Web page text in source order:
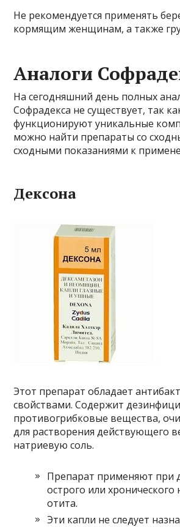
Не рекомендуется применять
кормящим женщинам, а также
Аналоги
На сегодняшний день полных
Софрадекса не существует, так
функционируют уникальные
можно найти препараты со
сходными показаниями к
Дексона
Этот препарат обладает
свойствами. Содержит
противогрибковые вещества,
для растворения действующего
натриевую соль.
Препарат применяют при
острого или хронического
отита.
Эти капли не следует